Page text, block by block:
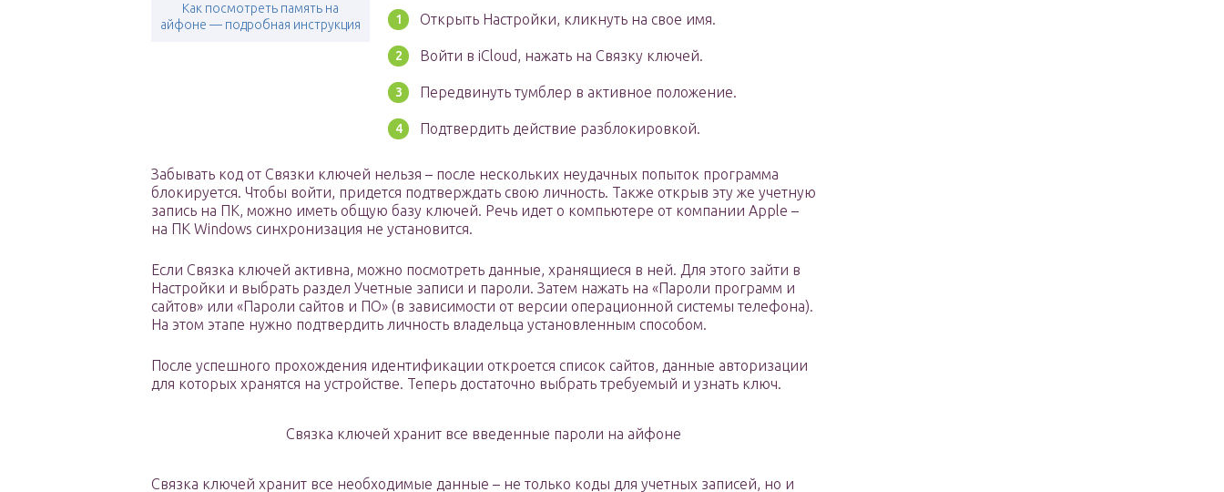
Как посмотреть память на
айфоне — подробная инструкция
Открыть Настройки, кликнуть на свое имя.
Войти в iCloud, нажать на Связку ключей.
Передвинуть тумблер в активное положение.
Подтвердить действие разблокировкой.
Забывать код от Связки ключей нельзя – после нескольких неудачных попыток программа
блокируется. Чтобы войти, придется подтверждать свою личность. Также открыв эту же учетную
запись на ПК, можно иметь общую базу ключей. Речь идет о компьютере от компании Apple –
на ПК Windows синхронизация не установится.
Если Связка ключей активна, можно посмотреть данные, хранящиеся в ней. Для этого зайти в
Настройки и выбрать раздел Учетные записи и пароли. Затем нажать на «Пароли программ и
сайтов» или «Пароли сайтов и ПО» (в зависимости от версии операционной системы телефона).
На этом этапе нужно подтвердить личность владельца установленным способом.
После успешного прохождения идентификации откроется список сайтов, данные авторизации
для которых хранятся на устройстве. Теперь достаточно выбрать требуемый и узнать ключ.
Связка ключей хранит все введенные пароли на айфоне
Связка ключей хранит все необходимые данные – не только коды для учетных записей, но и